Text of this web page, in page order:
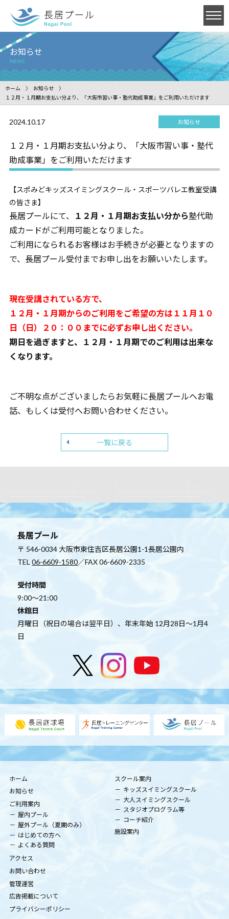
お知らせ
NEWS
ホーム
お知らせ
１２月・１月期お支払い分より、「大阪市習い事・塾代助成事業」をご利用いただけます
2024.10.17 お知らせ
１２月・１月期お支払い分より、「大阪市習い事・塾代
助成事業」をご利用いただけます
【スポみどキッズスイミングスクール・スポーツバレエ教室受講
の皆さま】
長居プールにて、 １２月・１月期お支払い分から塾代助
成カードがご利用可能となりました。
ご利用になられるお客様はお手続きが必要となりますの
で、長居プール受付までお申し出をお願いいたします。
現在受講されている方で、
１２月・１月期からのご利用をご希望の方は１１月１０
日（日）２０：００までに必ずお申し出ください。
期日を過ぎますと、１２月・１月期でのご利用は出来な
くなります。
ご不明な点がございましたらお気軽に長居プールへお電
話、もしくは受付へお問い合わせください。
一覧に戻る
長居プール
〒 546-0034 大阪市東住吉区長居公園1-1長居公園内
TEL06-6609-1580／FAX 06-6609-2335
受付時間
9:00～21:00
休館日
月曜日（祝日の場合は翌平日）、年末年始 12月28日～1月4
日
ホーム
お知らせ
ご利用案内
屋内プール
屋外プール（夏期のみ）
はじめての方へ
よくある質問
スクール案内
キッズスイミングスクール
大人スイミングスクール
スタジオプログラム等
コーチ紹介
施設案内
アクセス
お問い合わせ
管理運営
広告掲載について
プライバシーポリシー